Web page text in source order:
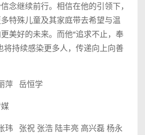
念继续前行。相信在他的引领下，
特殊儿童及其家庭带去希望与温
美好的未来。而他“追求不止，奉
将持续感染更多人，传递向上向善
萍 岳恒学
张祝 张浩 陆丰亮 高兴磊 杨永